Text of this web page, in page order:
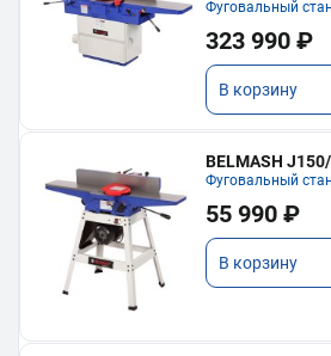
Фуговальный
323 990 ₽
В корзину
BELMASH
Фуговальный
55 990 ₽
В корзину